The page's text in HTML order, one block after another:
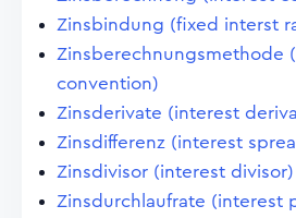
Zinsbindung (fixed interst
Zinsberechnungsmethode
convention)
Zinsderivate (interest
Zinsdifferenz (interest
Zinsdivisor (interest divisor)
Zinsdurchlaufrate (interest